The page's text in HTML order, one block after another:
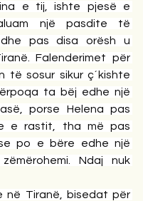
e tij, ishte pjesë e
një pasdite të
dhe pas disa orësh u
Falenderimet për
të sosur sikur ç´kishte
ta bëj edhe një
porse Helena pas
e rastit, tha më pas
po e bëre edhe një
Ndaj nuk
në Tiranë, bisedat për